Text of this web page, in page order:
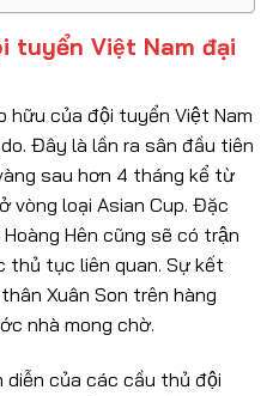
tuyển Việt Nam đại
hữu của đội tuyển Việt Nam
Đây là lần ra sân đầu tiên
sau hơn 4 tháng kể từ
vòng loại Asian Cup. Đặc
Hên cũng sẽ có trận
thủ tục liên quan. Sự kết
Xuân Son trên hàng
nhà mong chờ.
của các cầu thủ đội